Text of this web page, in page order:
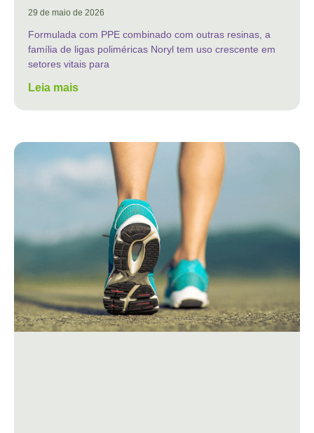
29 de maio de 2026
Formulada com PPE combinado com outras resinas, a
família de ligas poliméricas Noryl tem uso crescente em
setores vitais para
Leia mais